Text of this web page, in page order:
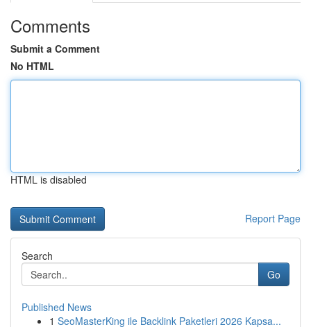
Comments
Submit a Comment
No HTML
HTML is disabled
Report Page
Search
Go
Published News
1 SeoMasterKing ile Backlink Paketleri 2026 Kapsa...